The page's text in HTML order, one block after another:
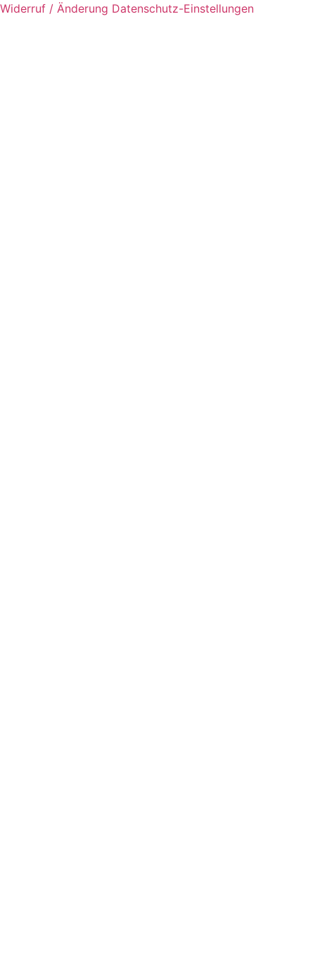
Widerruf / Änderung Datenschutz-Einstellungen